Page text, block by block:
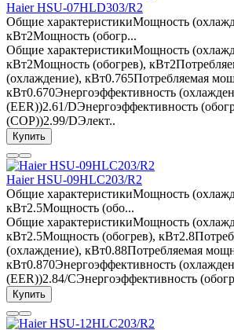
Haier HSU-07HLD303/R2
Общие характеристикиМощность
кВт2Мощность (обогр...
Общие характеристикиМощность
кВт2Мощность (обогрев),
(охлаждение), кВт0.765Потребляемая
кВт0.670Энергоэффективность
(EER))2.61/DЭнергоэффективность
(COP))2.99/DЭлект..
Купить
Haier HSU-09HLC203/R2
Общие характеристикиМощность
кВт2.5Мощность (обо...
Общие характеристикиМощность
кВт2.5Мощность (обогрев),
(охлаждение), кВт0.88Потребляемая
кВт0.870Энергоэффективность
(EER))2.84/CЭнергоэффективность
Купить